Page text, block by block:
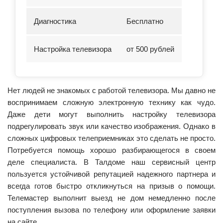
Диагностика Бесплатно
Настройка телевизора от 500 рублей
Нет людей не знакомых с работой телевизора. Мы давно не
воспринимаем сложную электронную технику как чудо.
Даже дети могут выполнить настройку телевизора
подрегулировать звук или качество изображения. Однако в
сложных цифровых телеприемниках это сделать не просто.
Потребуется помощь хорошо разбирающегося в своем
деле специалиста. В Талдоме наш сервисный центр
пользуется устойчивой репутацией надежного партнера и
всегда готов быстро откликнуться на призыв о помощи.
Телемастер выполнит выезд не дом немедленно после
поступления вызова по телефону или оформление заявки